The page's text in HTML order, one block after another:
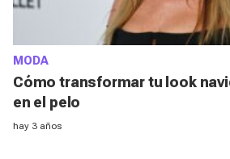
MODA
Cómo transformar tu look
en el pelo
hay 3 años